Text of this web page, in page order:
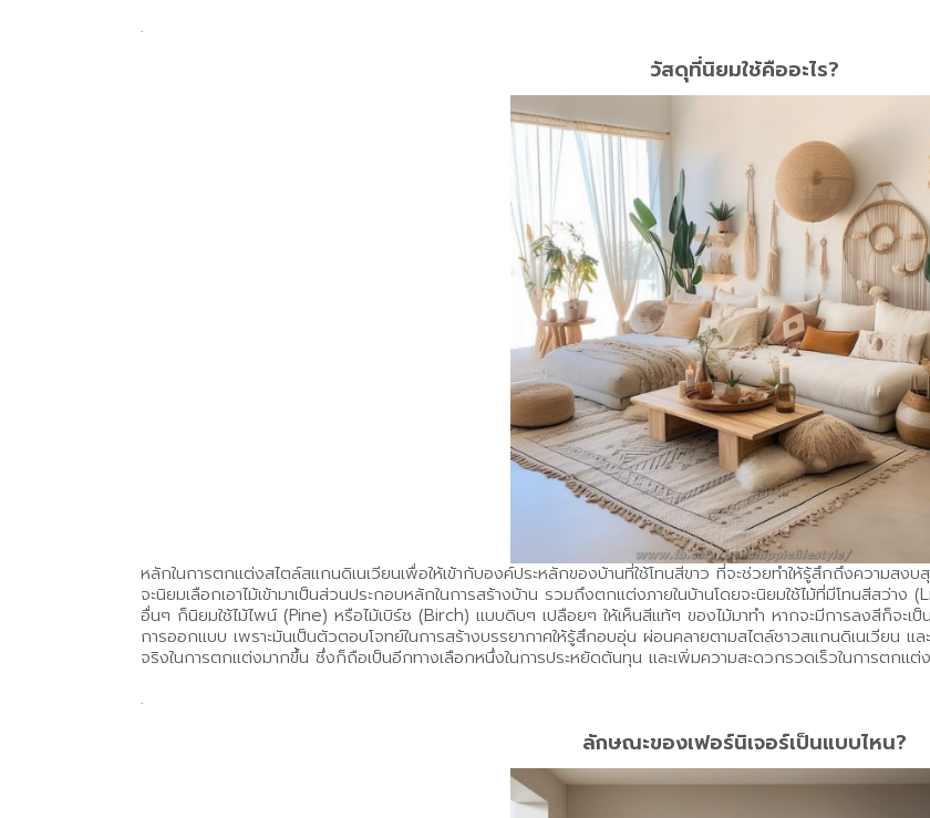
.
วัสดุที่นิยมใช้คืออะไร?
หลักในการตกแต่งสไตล์สแกนดิเนเวียนเพื่อให้เข้ากับองค์ประหลักของบ้านที่ใช้โทนสีขาว ที่จะช่วยทำให้รู้สึกถึงความสง
จะนิยมเลือกเอาไม้เข้ามาเป็นส่วนประกอบหลักในการสร้างบ้าน รวมถึงตกแต่งภายในบ้านโดยจะนิยมใช้ไม้ที่มีโทนสีสว่า
อื่นๆ ก็นิยมใช้ไม้ไพน์ (Pine) หรือไม้เบิร์ช (Birch) แบบดิบๆ เปลือยๆ ให้เห็นสีแท้ๆ ของไม้มาทำ หากจะมีการลงสีก็จะ
การออกแบบ เพราะมันเป็นตัวตอบโจทย์ในการสร้างบรรยากาศให้รู้สึกอบอุ่น ผ่อนคลายตามสไตล์ชาวสแกนดิเนเวียน แ
จริงในการตกแต่งมากขึ้น ซึ่งก็ถือเป็นอีกทางเลือกหนึ่งในการประหยัดต้นทุน และเพิ่มความสะดวกรวดเร็วในการตกแต่
.
ลักษณะของเฟอร์นิเจอร์เป็นแบบไหน?